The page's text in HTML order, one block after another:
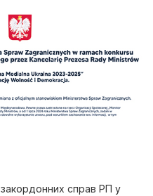
закордонних справ РП у